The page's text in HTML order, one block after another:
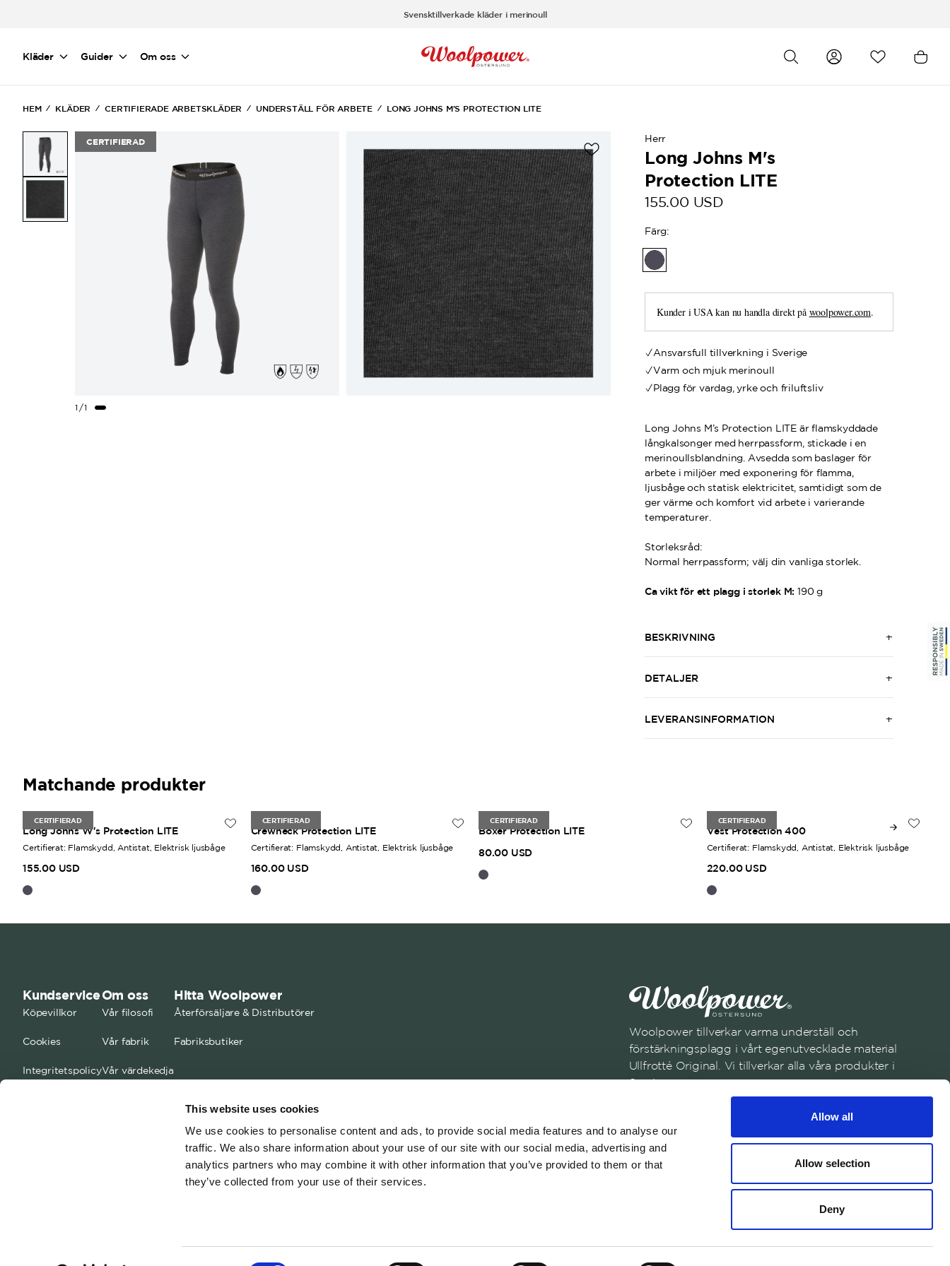
This website uses cookies
We use cookies to personalise content and ads, to provide social media features and to analyse our
traffic. We also share information about your use of our site with our social media, advertising and
analytics partners who may combine it with other information that you’ve provided to them or that
they’ve collected from your use of their services.
Allow all
Allow selection
Deny
Svensktillverkade kläder i merinoull
Kläder Guider Om oss
HEM KLÄDER CERTIFIERADE ARBETSKLÄDER UNDERSTÄLL FÖR ARBETE LONG JOHNS M'S PROTECTION LITE
(Current)
1/1
CERTIFIERAD Herr
Long Johns M's
Protection LITE
155.00 USD
Färg:
Kunder i USA kan nu handla direkt på woolpower.com.
Ansvarsfull tillverkning i Sverige
Varm och mjuk merinoull
Plagg för vardag, yrke och friluftsliv
Long Johns M’s Protection LITE är flamskyddade
långkalsonger med herrpassform, stickade i en
merinoullsblandning. Avsedda som baslager för
arbete i miljöer med exponering för flamma,
ljusbåge och statisk elektricitet, samtidigt som de
ger värme och komfort vid arbete i varierande
temperaturer.
Storleksråd:
Normal herrpassform; välj din vanliga storlek.
Ca vikt för ett plagg i storlek M: 190 g
BESKRIVNING
DETALJER
LEVERANSINFORMATION
Matchande produkter
CERTIFIERAD
Dam
Long Johns W's Protection LITE
Certifierat: Flamskydd, Antistat, Elektrisk ljusbåge
155.00 USD
CERTIFIERAD
Unisex
Crewneck Protection LITE
Certifierat: Flamskydd, Antistat, Elektrisk ljusbåge
160.00 USD
CERTIFIERAD
Herr
Boxer Protection LITE
80.00 USD
CERTIFIERAD
Unisex
Vest Protection 400
Certifierat: Flamskydd, Antistat, Elektrisk ljusbåge
220.00 USD
Kundservice
Köpevillkor
Cookies
Integritetspolicy
Om oss
Vår filosofi
Vår fabrik
Vår värdekedja
Hitta Woolpower
Återförsäljare & Distributörer
Fabriksbutiker
Woolpower tillverkar varma underställ och
förstärkningsplagg i vårt egenutvecklade material
Ullfrotté Original. Vi tillverkar alla våra produkter i
Sverige.
Anmäl dig till vårt nyhetsbrev
Registrera dig
Genom att anmäla dig till vårt nyhetsbrev samtycker du till vår
Integritetspolicy
United States
Austria
Canada
Croatia